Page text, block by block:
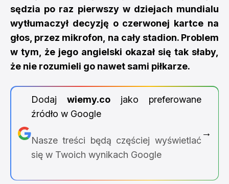
sędzia po raz pierwszy w dziejach mundialu
wytłumaczył decyzję o czerwonej kartce na
głos, przez mikrofon, na cały stadion. Problem
w tym, że jego angielski okazał się tak słaby,
że nie rozumieli go nawet sami piłkarze.
Dodaj wiemy.cojako preferowane
źródło w Google
Nasze treści będą częściej wyświetlać
się w Twoich wynikach Google
→